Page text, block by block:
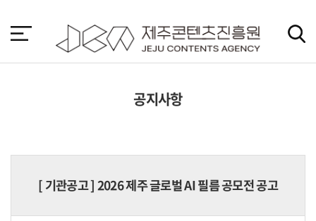
바
가
공지사항
[기관공고] 2026 제주 글로벌 AI 필름 공모전 공고